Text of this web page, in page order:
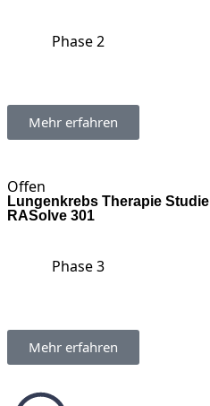
Phase 2
Mehr erfahren
Offen
Lungenkrebs Therapie Studie
RASolve 301
Phase 3
Mehr erfahren